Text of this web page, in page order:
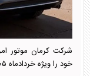
شرکت کرمان موتور
خود را ویژه خردادماه ۱۴۰۵ منتشر کرد.